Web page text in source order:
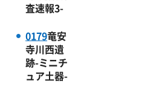
査速報3-
0179竜安
寺川西遺
跡-ミニチ
ュア土器-